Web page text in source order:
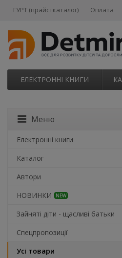
ГУРТ (прайс+каталог) Оплата
ЕЛЕКТРОННІ КНИГИ
Меню
Електронні книги
Каталог
Автори
НОВИНКИ
NEW
Зайняті діти - щасливі батьки
Спецпропозиції
Усі товари